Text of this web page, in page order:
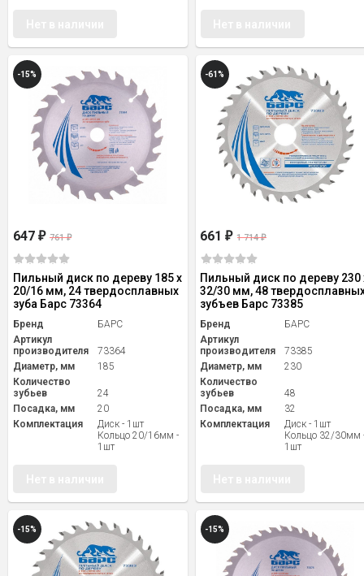
-15%
647 ₽ 761₽
Пильный диск по дереву 185 x
20/16 мм, 24 твердосплавных
зуба Барс 73364
Бренд
БАРС
Артикул
производителя
73364
Диаметр, мм
185
Количество
зубьев
24
Посадка, мм
20
Комплектация
Диск - 1шт
Кольцо 20/16мм -
1шт
-61%
661₽ 1 714₽
Пильный диск по дереву 230
32/30 мм, 48
зубъев Барс 73385
Бренд
БАРС
Артикул
производителя
73385
Диаметр, мм
230
Количество
зубьев
48
Посадка, мм
32
Комплектация
Диск - 1шт
Кольцо 32/30мм
1шт
-15% -15%